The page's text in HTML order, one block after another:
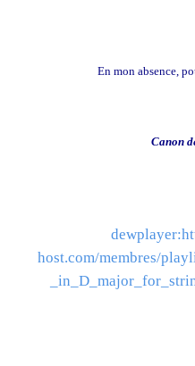
En mon absence,
Canon
host.com/membres/